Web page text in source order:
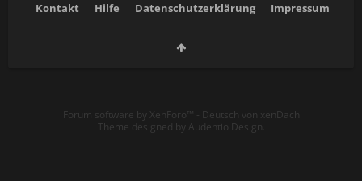
Kontakt Hilfe Datenschutzerklärung Impressum
Forum software by XenForo™ - Deutsch von xenDach
Theme designed by Audentio Design.